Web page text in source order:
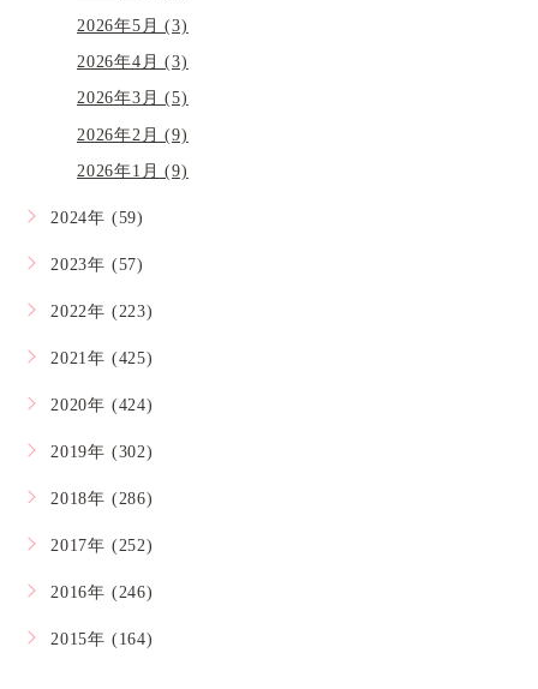
2026年5月 (3)
2026年4月 (3)
2026年3月 (5)
2026年2月 (9)
2026年1月 (9)
2024年 (59)
2023年 (57)
2022年 (223)
2021年 (425)
2020年 (424)
2019年 (302)
2018年 (286)
2017年 (252)
2016年 (246)
2015年 (164)